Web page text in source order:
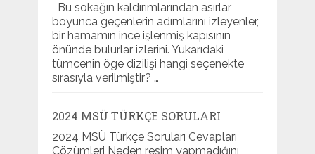
Bu sokağın kaldırımlarından asırlar
boyunca geçenlerin adımlarını izleyenler,
bir hamamın ince işlenmiş kapısının
önünde bulurlar izlerini. Yukarıdaki
tümcenin öge dizilişi hangi seçenekte
sırasıyla verilmiştir? …
2024 MSÜ TÜRKÇE SORULARI
2024 MSÜ Türkçe Soruları Cevapları
Çözümleri Neden resim yapmadığını,